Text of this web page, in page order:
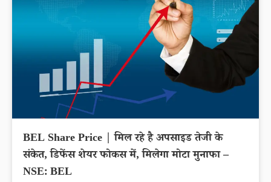
BEL Share Price | मिल रहे है अपसाइड तेजी के
संकेत, डिफेंस शेयर फोकस में, मिलेगा मोटा मुनाफा –
NSE: BEL